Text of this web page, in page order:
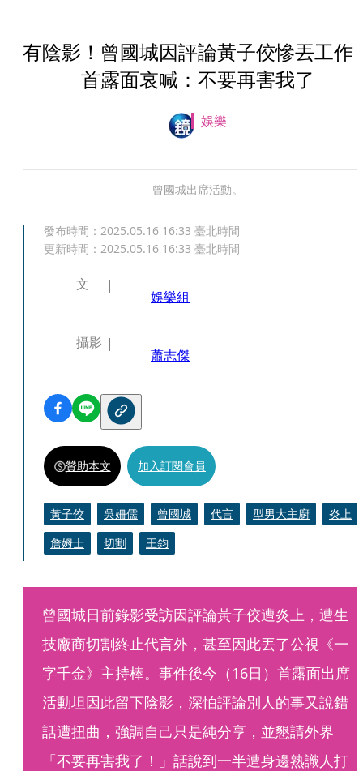
有陰影！曾國城因評論黃子佼慘丟工
首露面哀喊：不要再害我了
娛樂
曾國城出席活動。
發布時間： 2025.05.16 16:33 臺北時間
更新時間： 2025.05.16 16:33 臺北時間
文
娛樂組
攝影
蕭志傑
贊助本文 加入訂閱會員
黃子佼 吳姍儒 曾國城 代言 型男大主廚
炎上
詹姆士
切割 王鈞
曾國城日前錄影受訪因評論黃子佼遭炎上，遭生
技廠商切割終止代言外，甚至因此丟了公視《一
字千金》主持棒。事件後今（16日）首露面出席
活動坦因此留下陰影，深怕評論別人的事又說錯
話遭扭曲，強調自己只是純分享，並懇請外界
「不要再害我了！」話說到一半遭身邊熟識人打